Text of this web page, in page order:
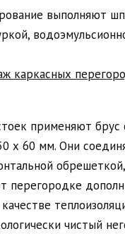
выполняют
применяют брус
х 60 мм. Они
перегородке
чистый